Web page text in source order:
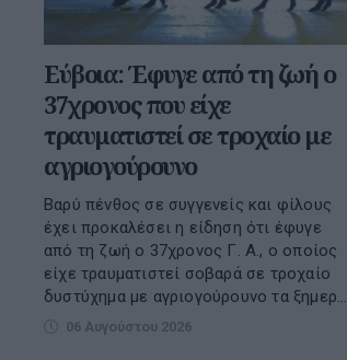
Εύβοια: Έφυγε από τη ζωή ο
37χρονος που είχε
τραυματιστεί σε τροχαίο με
αγριογούρουνο
Βαρύ πένθος σε συγγενείς και φίλους
έχει προκαλέσει η είδηση ότι έφυγε
από τη ζωή ο 37χρονος Γ. Α., ο οποίος
είχε τραυματιστεί σοβαρά σε τροχαίο
δυστύχημα με αγριογούρουνο τα ξημερ...
06 Αυγούστου 2026